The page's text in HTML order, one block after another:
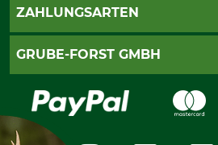
AGB
Widerrufsformular
Datenschutz
Zahlungsarten
ZAHLUNGSARTEN
PayPal
Vorkasse
GRUBE-FORST GMBH
Karriere
Über uns
Messetermine